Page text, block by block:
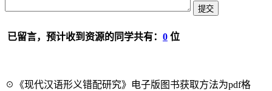
已留言，预计收到资源的同学共有： 0 位
☉《现代汉语形义错配研究》电子版图书获取方法为pdf格